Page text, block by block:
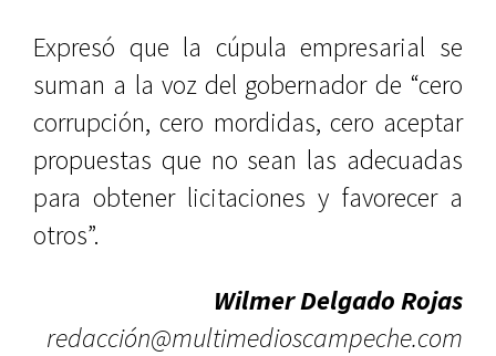
Expresó que la cúpula empresarial se
suman a la voz del gobernador de “cero
corrupción, cero mordidas, cero aceptar
propuestas que no sean las adecuadas
para obtener licitaciones y favorecer a
otros”.
Wilmer Delgado Rojas
redacción@multimedioscampeche.com